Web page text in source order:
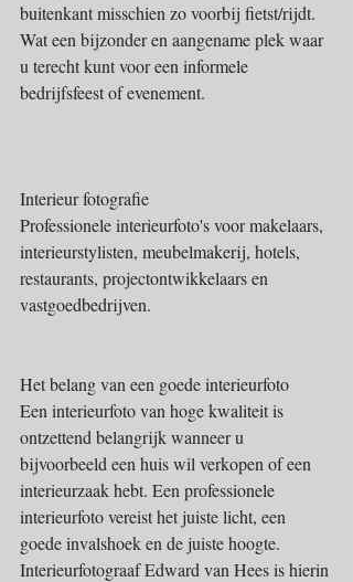
buitenkant misschien zo voorbij fietst/rijdt.
Wat een bijzonder en aangename plek waar
u terecht kunt voor een informele
bedrijfsfeest of evenement.
Interieur fotografie
Professionele interieurfoto's voor makelaars,
interieurstylisten, meubelmakerij, hotels,
restaurants, projectontwikkelaars en
vastgoedbedrijven.
Het belang van een goede interieurfoto
Een interieurfoto van hoge kwaliteit is
ontzettend belangrijk wanneer u
bijvoorbeeld een huis wil verkopen of een
interieurzaak hebt. Een professionele
interieurfoto vereist het juiste licht, een
goede invalshoek en de juiste hoogte.
Interieurfotograaf Edward van Hees is hierin